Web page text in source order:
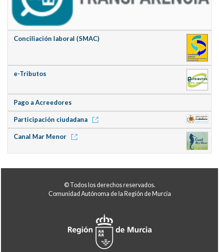
Conciliación laboral (SMAC)
e-Tributos
Pago a Acreedores
Participación ciudadana
Canal Mar Menor
© Todos los derechos reservados.
Comunidad Autónoma de la Región de Murcia